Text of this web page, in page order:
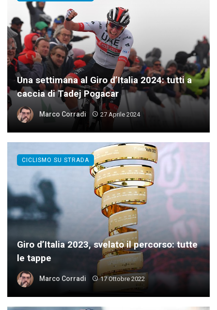
Una settimana al Giro d’Italia 2024: tutti a
caccia di Tadej Pogacar
Marco Corradi 27 Aprile 2024
Giro d’Italia 2023, svelato il percorso: tutte
le tappe
Marco Corradi 17 Ottobre 2022
CICLISMO SU STRADA